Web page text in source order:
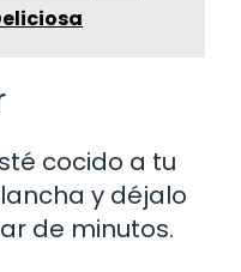
cocido a tu
y déjalo
de minutos.